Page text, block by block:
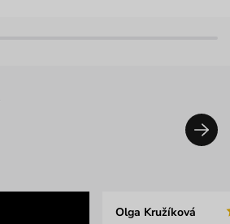
Olga Kružíková